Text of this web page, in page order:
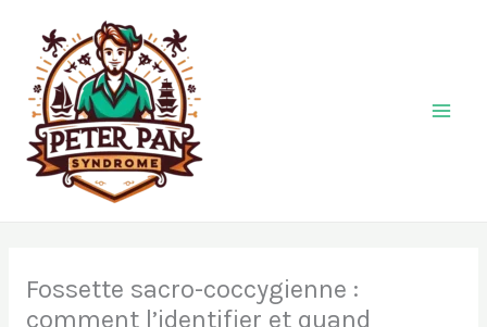
contenu
Fossette sacro-coccygienne :
comment l’identifier et quand